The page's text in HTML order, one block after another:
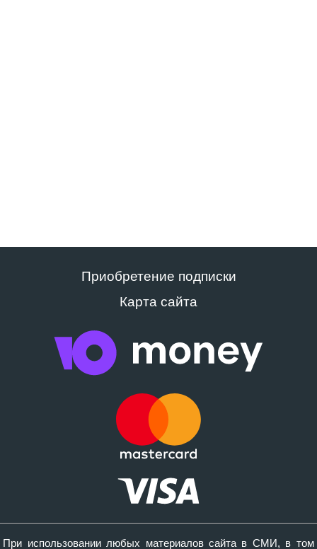
Приобретение подписки
Карта сайта
При использовании любых материалов сайта в СМИ, в том